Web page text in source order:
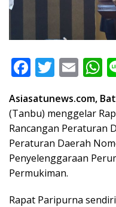
F
e
b
o
o
k
T
itt
er
E
ai
l s
A
p
Asiasatunews.com,
(Tanbu) menggelar
Rancangan Peraturan
Peraturan Daerah
Penyelenggaraan
Permukiman.
Rapat Paripurna